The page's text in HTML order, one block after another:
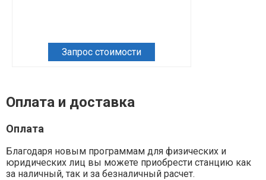
Запрос стоимости
Оплата и доставка
Оплата
Благодаря новым программам для физических и
юридических лиц вы можете приобрести станцию как
за наличный, так и за безналичный расчет.